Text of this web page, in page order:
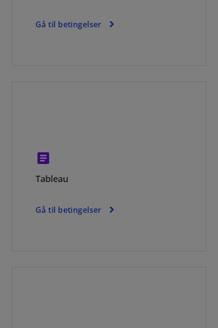
Gå til betingelser
article
Tableau
Gå til betingelser